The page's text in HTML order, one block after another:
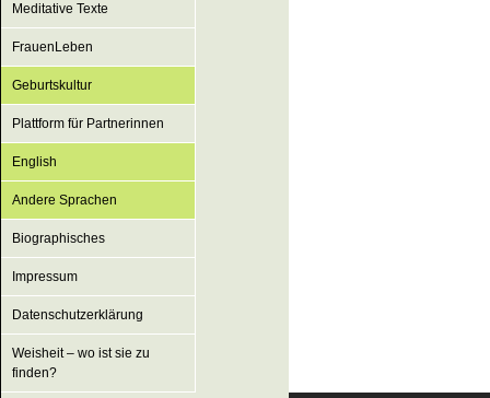
Meditative Texte
FrauenLeben
Geburtskultur
Plattform für Partnerinnen
English
Andere Sprachen
Biographisches
Impressum
Datenschutzerklärung
Weisheit – wo ist sie zu
finden?